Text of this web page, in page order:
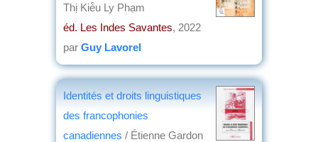
Thị Kiè̂u Ly Phạm
éd. Les Indes Savantes, 2022
par Guy Lavorel
Identités et droits linguistiques
des francophonies
canadiennes / Étienne Gardon